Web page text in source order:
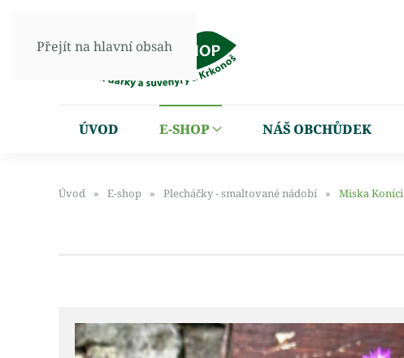
Přejít na hlavní obsah
ÚVOD E-SHOP NÁŠ OBCHŮDEK
Úvod E-shop Plecháčky - smaltované nádobí Miska Koníci